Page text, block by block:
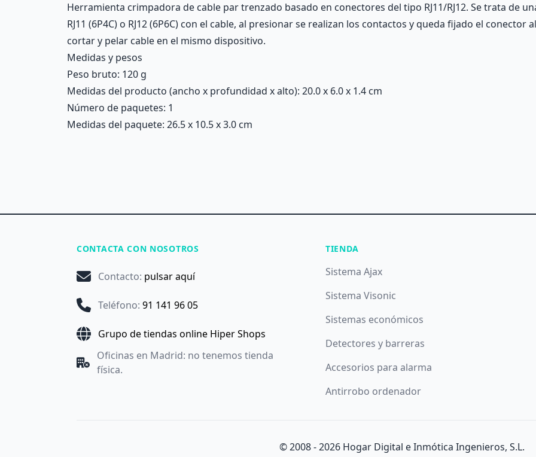
Herramienta crimpadora de cable par trenzado basado en conectores del tipo RJ11/RJ12. Se trata de
RJ11 (6P4C) o RJ12 (6P6C) con el cable, al presionar se realizan los contactos y queda fijado el
cortar y pelar cable en el mismo dispositivo.
Medidas y pesos
Peso bruto: 120 g
Medidas del producto (ancho x profundidad x alto): 20.0 x 6.0 x 1.4 cm
Número de paquetes: 1
Medidas del paquete: 26.5 x 10.5 x 3.0 cm
CONTACTA CON NOSOTROS
Contacto: pulsar aquí
Teléfono: 91 141 96 05
Grupo de tiendas online Hiper Shops
Oficinas en Madrid: no tenemos tienda
física.
TIENDA
Sistema Ajax
Sistema Visonic
Sistemas económicos
Detectores y barreras
Accesorios para alarma
Antirrobo ordenador
© 2008 -2026 Hogar Digital e Inmótica Ingenieros, S.L.
o saber más y configurarlas pulsando el botónConfigurar.